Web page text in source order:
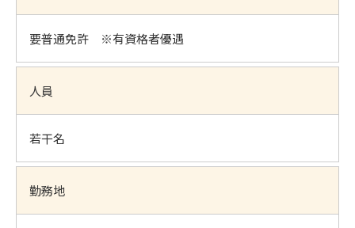
要普通免許 ※有資格者優遇
人員
若干名
勤務地